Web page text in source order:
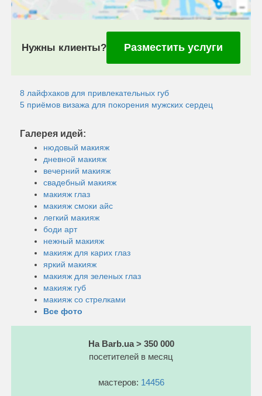
Нужны клиенты? Разместить услуги
8 лайфхаков для привлекательных губ
5 приёмов визажа для покорения мужских сердец
Галерея идей:
нюдовый макияж
дневной макияж
вечерний макияж
свадебный макияж
макияж глаз
макияж смоки айс
легкий макияж
боди арт
нежный макияж
макияж для карих глаз
яркий макияж
макияж для зеленых глаз
макияж губ
макияж со стрелками
Все фото
На Barb.ua > 350 000
посетителей в месяц
мастеров: 14456